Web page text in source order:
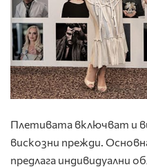
Плетивата включват и
вискозни прежди.
предлага индивидуални